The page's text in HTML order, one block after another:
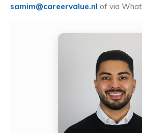
samim@careervalue.nl of via